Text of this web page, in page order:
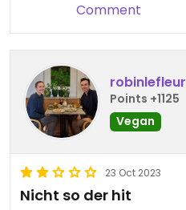
Comment
robinlefleur
Points +1125
Vegan
23 Oct 2023
Nicht so der hit